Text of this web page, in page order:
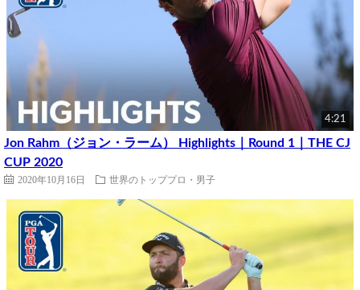
4:21
Jon Rahm（ジョン・ラーム） Highlights｜Round 1｜THE CJ
CUP 2020
2020年10月16日 世界のトッププロ・男子